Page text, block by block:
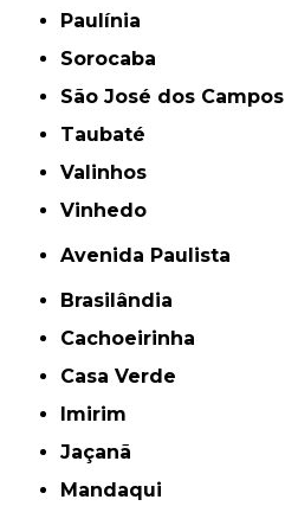
Paulínia
Sorocaba
São José dos Campos
Taubaté
Valinhos
Vinhedo
Avenida Paulista
Brasilândia
Cachoeirinha
Casa Verde
Imirim
Jaçanã
Mandaqui